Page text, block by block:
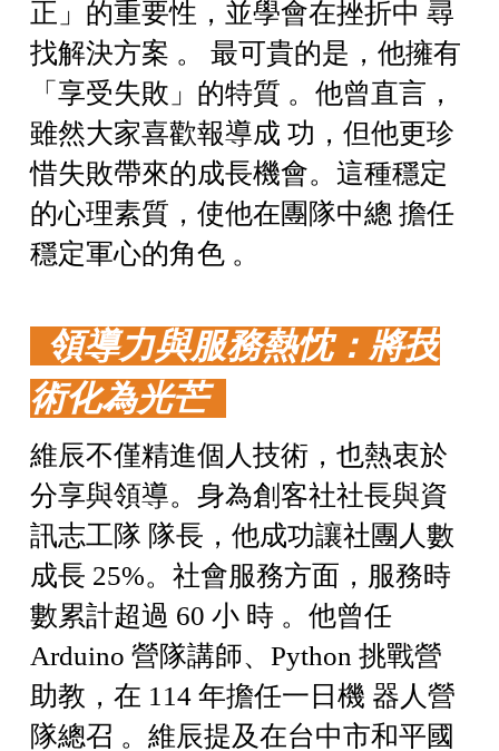
正」的重要性，並學會在挫折中 尋
找解決方案 。 最可貴的是，他擁有
「享受失敗」的特質 。他曾直言，
雖然大家喜歡報導成 功，但他更珍
惜失敗帶來的成長機會。這種穩定
的心理素質，使他在團隊中總 擔任
穩定軍心的角色 。
領導力與服務熱忱：將技
術化為光芒
維辰不僅精進個人技術，也熱衷於
分享與領導。身為創客社社長與資
訊志工隊 隊長，他成功讓社團人數
成長 25%。社會服務方面，服務時
數累計超過 60 小 時 。他曾任
Arduino 營隊講師、Python 挑戰營
助教，在 114 年擔任一日機 器人營
隊總召 。維辰提及在台中市和平國